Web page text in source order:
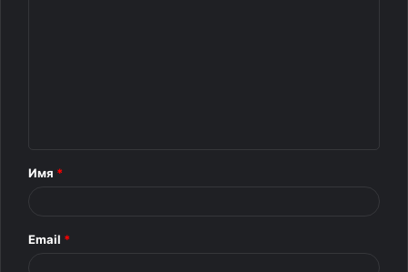
и
Имя *
Email *